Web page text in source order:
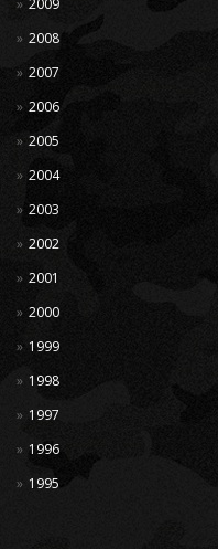
2009
2008
2007
2006
2005
2004
2003
2002
2001
2000
1999
1998
1997
1996
1995